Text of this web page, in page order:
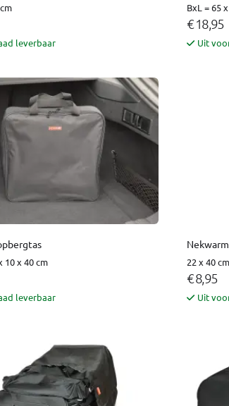
leverbaar
BxL = 65
€ 18,95
Uit
10 x 40 cm
leverbaar
22 x 40 cm
€ 8,95
Uit